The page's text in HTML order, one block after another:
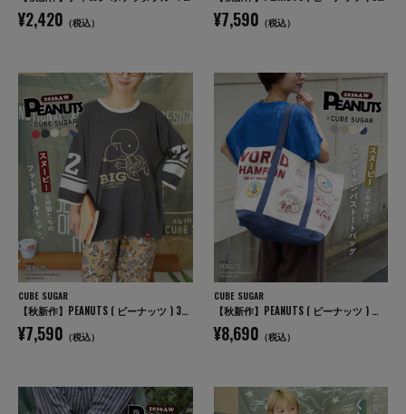
¥2,420 （税込） ¥7,590 （税込）
CUBE SUGAR
【秋新作】PEANUTS ( ピーナッツ ) 32/-スラブ天竺 ライン入り 7分袖 プルオーバー Tシャツ
¥7,590 （税込）
CUBE SUGAR
【秋新作】PEANUTS ( ピーナッツ ) キャンバス ビッグ トートバッグ
¥8,690 （税込）